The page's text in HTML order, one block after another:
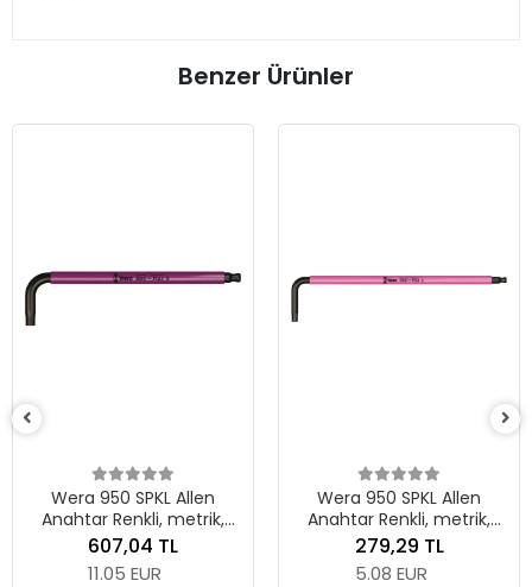
Benzer Ürünler
Wera 950 SPKL Allen
Anahtar Renkli, metrik,
BlackLaser, 8 x 195 mm
607,04 TL
11.05 EUR
Wera 950 SPKL Allen
Anahtar Renkli, metrik,
BlackLaser, 3 x 123 mm
279,29 TL
5.08 EUR